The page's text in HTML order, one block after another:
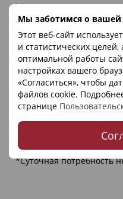
Мы заботимся о
Этот веб-сайт
и статистических
оптимальной работы
настройках вашего
«Согласиться», чтобы
файлов cookie.
странице
L.)
Лютеин (из экстракта
Lutemax 2020)
Экстракт дикой голубой
[Lowbush Blueberry
(Vaccinium angustifolium
канадская голубика
myrtilloides)]
Зеаксантин (из экстракта
календулы Lutemax 2020)
Суточная потребность
*Суточная потребность